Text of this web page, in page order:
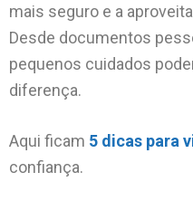
mais seguro e a
Desde documentos
pequenos cuidados
diferença.
Aqui ficam 5 dicas para
confiança.